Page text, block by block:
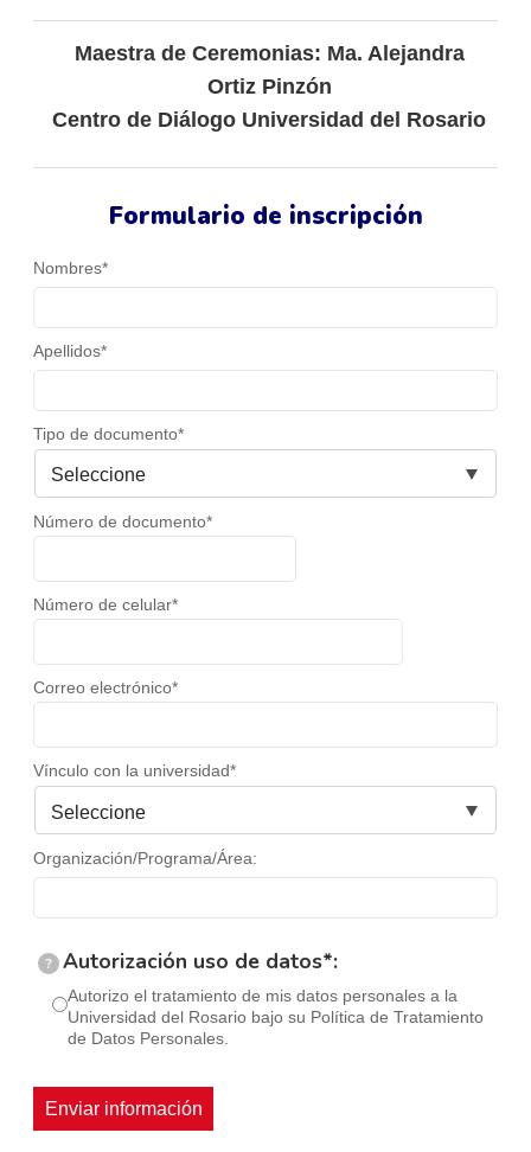
Formulario de inscripción
Nombres*
Apellidos*
Tipo de documento*
Número de documento*
Número de celular*
Correo electrónico*
Vínculo con la universidad*
Organización/Programa/Área:
? Autorización uso de datos*:
Autorizo el tratamiento de mis datos personales a la
Universidad del Rosario bajo su Política de Tratamiento
de Datos Personales.
Maestra de Ceremonias: Ma. Alejandra
Ortiz Pinzón
Centro de Diálogo Universidad del Rosario